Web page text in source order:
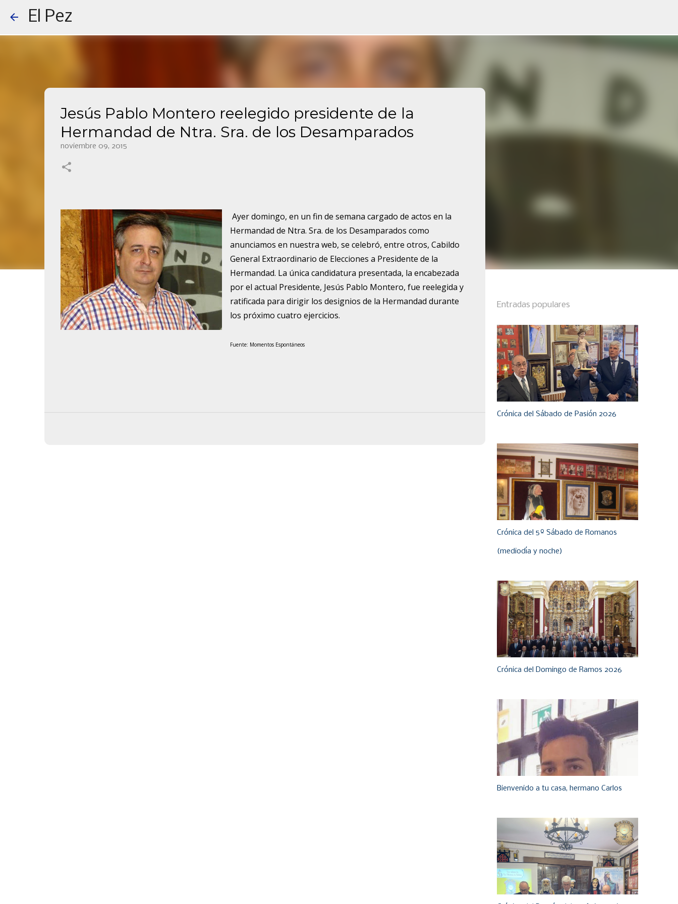
El Pez
Jesús Pablo Montero reelegido presidente de la
Hermandad de Ntra. Sra. de los Desamparados
noviembre 09, 2015
Ayer domingo, en un fin de semana cargado de actos en la
Hermandad de Ntra. Sra. de los Desamparados como
anunciamos en nuestra web, se celebró, entre otros, Cabildo
General Extraordinario de Elecciones a Presidente de la
Hermandad. La única candidatura presentada, la encabezada
por el actual Presidente, Jesús Pablo Montero, fue reelegida y
ratificada para dirigir los designios de la Hermandad durante
los próximo cuatro ejercicios.
Fuente: Momentos Espontáneos
Entradas populares
Crónica del Sábado de Pasión 2026
Crónica del 5º Sábado de Romanos
(mediodía y noche)
Crónica del Domingo de Ramos 2026
Bienvenido a tu casa, hermano Carlos